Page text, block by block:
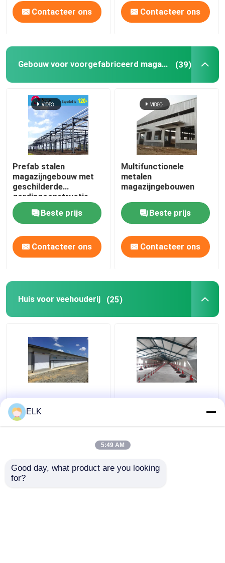
Contacteer ons Contacteer ons
Gebouw voor voorgefabriceerd magazijn (39)
Prefab stalen
magazijngebouw met
geschilderde
gordingconstructie
Beste prijs
Contacteer ons
Multifunctionele
metalen
magazijngebouwen
Beste prijs
Contacteer ons
Huis voor veehouderij (25)
ISO Veehouderijhuis
Prefabrieke
staalconstructie
H sectie staal
staalconstructie
ELK
5:49 AM
Good day, what product are you looking
for?